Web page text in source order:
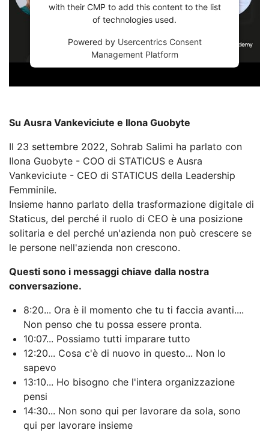
with their CMP to add this content to the list
of technologies used.
Powered by Usercentrics Consent
Management Platform
Su Ausra Vankeviciute e Ilona Guobyte
Il 23 settembre 2022, Sohrab Salimi ha parlato con
Ilona Guobyte - COO di STATICUS e Ausra
Vankeviciute - CEO di STATICUS della Leadership
Femminile.
Insieme hanno parlato della trasformazione digitale di
Staticus, del perché il ruolo di CEO è una posizione
solitaria e del perché un'azienda non può crescere se
le persone nell'azienda non crescono.
Questi sono i messaggi chiave dalla nostra
conversazione.
8:20... Ora è il momento che tu ti faccia avanti....
Non penso che tu possa essere pronta.
10:07... Possiamo tutti imparare tutto
12:20... Cosa c'è di nuovo in questo... Non lo
sapevo
13:10... Ho bisogno che l'intera organizzazione
pensi
14:30... Non sono qui per lavorare da sola, sono
qui per lavorare insieme